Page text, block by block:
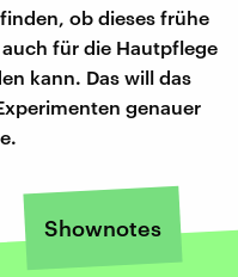
ob dieses frühe
für die Hautpflege
kann. Das will das
genauer
Shownotes